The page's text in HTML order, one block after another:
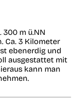
300 m ü.NN
Ca. 3 Kilometer
ebenerdig und
ausgestattet mit
kann man